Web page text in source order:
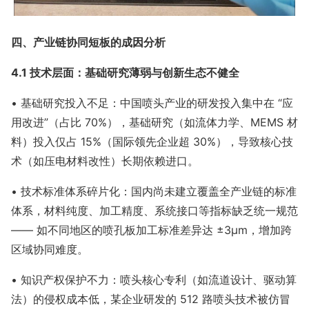
四、产业链协同短板的成因分析
4.1 技术层面：基础研究薄弱与创新生态不健全
• 基础研究投入不足：中国喷头产业的研发投入集中在 “应
用改进”（占比 70%），基础研究（如流体力学、MEMS 材
料）投入仅占 15%（国际领先企业超 30%），导致核心技
术（如压电材料改性）长期依赖进口。
• 技术标准体系碎片化：国内尚未建立覆盖全产业链的标准
体系，材料纯度、加工精度、系统接口等指标缺乏统一规范
—— 如不同地区的喷孔板加工标准差异达 ±3μm，增加跨
区域协同难度。
• 知识产权保护不力：喷头核心专利（如流道设计、驱动算
法）的侵权成本低，某企业研发的 512 路喷头技术被仿冒